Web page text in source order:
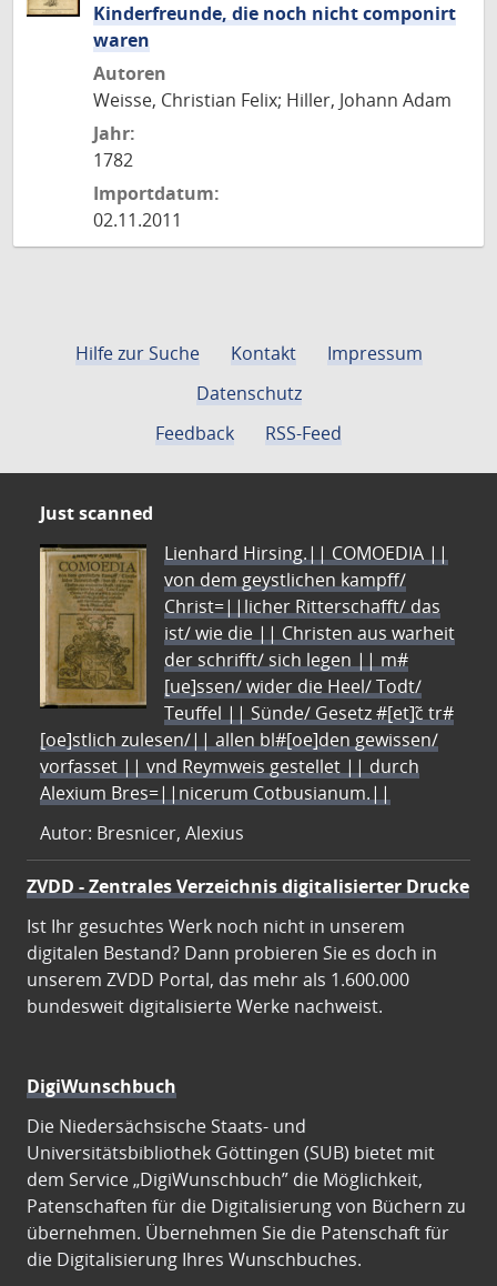
Kinderfreunde, die noch nicht componirt
waren
Autoren
Weisse, Christian Felix; Hiller, Johann Adam
Jahr:
1782
Importdatum:
02.11.2011
Hilfe zur Suche Kontakt
Impressum
Datenschutz
Feedback
RSS-Feed
Just scanned
Lienhard Hirsing.|| COMOEDIA ||
von dem geystlichen kampff/
Christ=||licher Ritterschafft/ das
ist/ wie die || Christen aus warheit
der schrifft/ sich legen || m#
[ue]ssen/ wider die Heel/ Todt/
Teuffel || Sünde/ Gesetz #[et]c̃ tr#
[oe]stlich zulesen/|| allen bl#[oe]den gewissen/
vorfasset || vnd Reymweis gestellet || durch
Alexium Bres=||nicerum Cotbusianum.||
Autor: Bresnicer, Alexius
ZVDD - Zentrales Verzeichnis digitalisierter Drucke
Ist Ihr gesuchtes Werk noch nicht in unserem
digitalen Bestand? Dann probieren Sie es doch in
unserem ZVDD Portal, das mehr als 1.600.000
bundesweit digitalisierte Werke nachweist.
DigiWunschbuch
Die Niedersächsische Staats- und
Universitätsbibliothek Göttingen (SUB) bietet mit
dem Service „DigiWunschbuch” die Möglichkeit,
Patenschaften für die Digitalisierung von Büchern zu
übernehmen. Übernehmen Sie die Patenschaft für
die Digitalisierung Ihres Wunschbuches.